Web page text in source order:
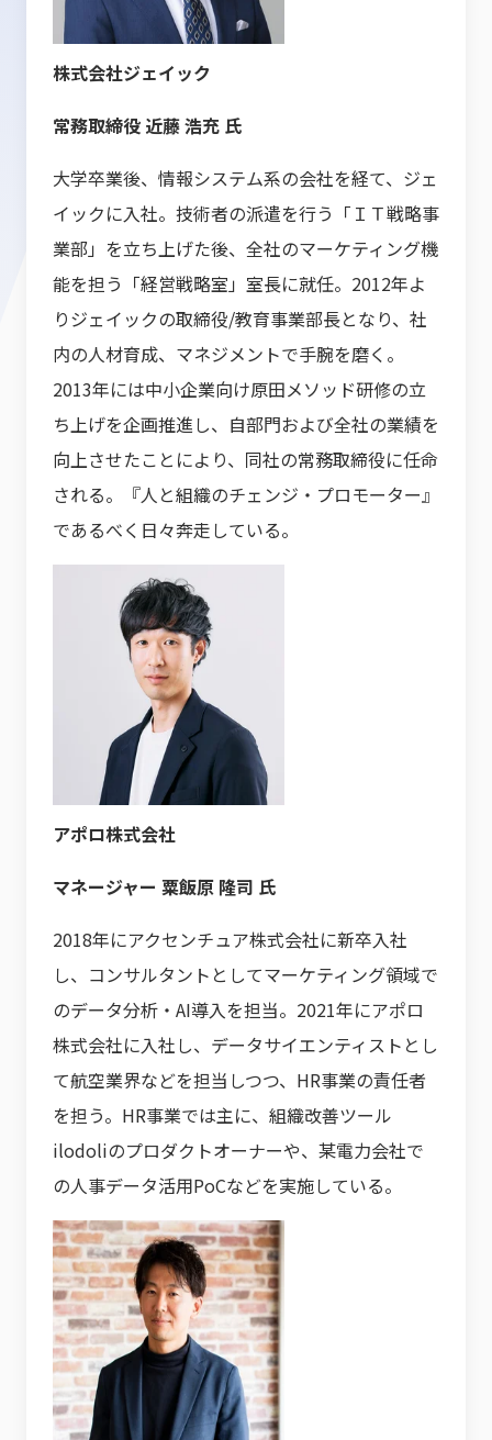
株式会社ジェイック
常務取締役 近藤 浩充 氏
大学卒業後、情報システム系の会社を経て、ジェ
イックに入社。技術者の派遣を行う「ＩＴ戦略事
業部」を立ち上げた後、全社のマーケティング機
能を担う「経営戦略室」室長に就任。2012年よ
りジェイックの取締役/教育事業部長となり、社
内の人材育成、マネジメントで手腕を磨く。
2013年には中小企業向け原田メソッド研修の立
ち上げを企画推進し、自部門および全社の業績を
向上させたことにより、同社の常務取締役に任命
される。『人と組織のチェンジ・プロモーター』
であるべく日々奔走している。
アポロ株式会社
マネージャー 粟飯原 隆司 氏
2018年にアクセンチュア株式会社に新卒入社
し、コンサルタントとしてマーケティング領域で
のデータ分析・AI導入を担当。2021年にアポロ
株式会社に入社し、データサイエンティストとし
て航空業界などを担当しつつ、HR事業の責任者
を担う。HR事業では主に、組織改善ツール
ilodoliのプロダクトオーナーや、某電力会社で
の人事データ活用PoCなどを実施している。